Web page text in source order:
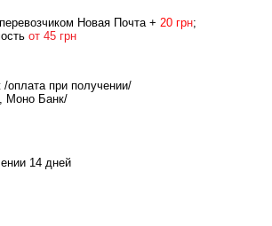
Новая Почта + 20 грн;
от 45 грн
оплата при получении/
Моно Банк/
14 дней